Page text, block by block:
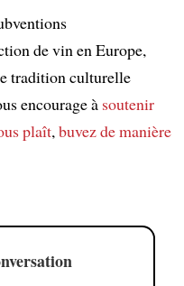
de vin en Europe,
tradition culturelle
encourage à soutenir
plaît,buvezde manière